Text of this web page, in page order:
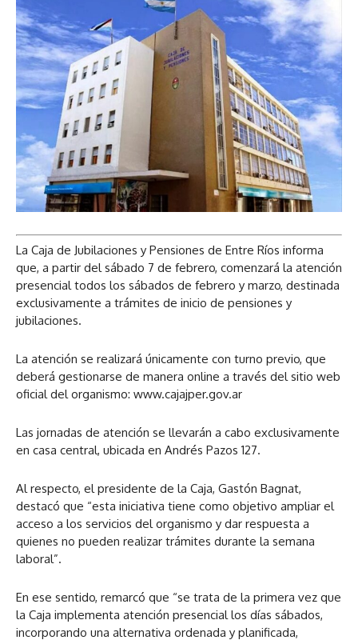
La Caja de Jubilaciones y Pensiones de Entre Ríos informa
que, a partir del sábado 7 de febrero, comenzará la atención
presencial todos los sábados de febrero y marzo, destinada
exclusivamente a trámites de inicio de pensiones y
jubilaciones.
La atención se realizará únicamente con turno previo, que
deberá gestionarse de manera online a través del sitio web
oficial del organismo: www.cajajper.gov.ar
Las jornadas de atención se llevarán a cabo exclusivamente
en casa central, ubicada en Andrés Pazos 127.
Al respecto, el presidente de la Caja, Gastón Bagnat,
destacó que “esta iniciativa tiene como objetivo ampliar el
acceso a los servicios del organismo y dar respuesta a
quienes no pueden realizar trámites durante la semana
laboral”.
En ese sentido, remarcó que “se trata de la primera vez que
la Caja implementa atención presencial los días sábados,
incorporando una alternativa ordenada y planificada,